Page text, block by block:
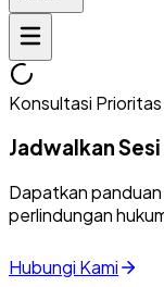
Konsultasi Prioritas
Jadwalkan
Dapatkan
perlindungan
Hubungi Kami